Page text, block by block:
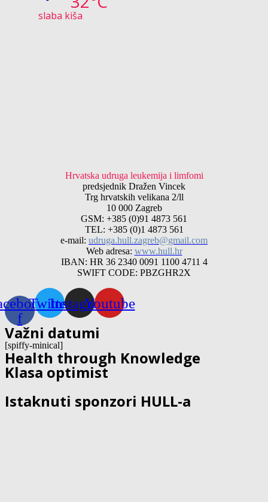
slaba kiša
Hrvatska udruga leukemija i limfomi
predsjednik Dražen Vincek
Trg hrvatskih velikana 2/ll
10 000 Zagreb
GSM: +385 (0)91 4873 561
TEL: +385 (0)1 4873 561
e-mail: udruga.hull.zagreb@gmail.com
Web adresa: www.hull.hr
IBAN: HR 36 2340 0091 1100 4711 4
SWIFT CODE: PBZGHR2X
f
TwitterInstagramYoutube
Važni datumi
[spiffy-minical]
Health through Knowledge
Klasa optimist
Istaknuti sponzori HULL-a